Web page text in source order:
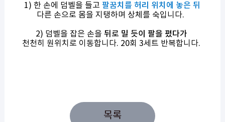
1) 한 손에 덤벨을 들고 팔꿈치를 허리 위치에 놓은 뒤
다른 손으로 몸을 지탱하며 상체를 숙입니다.
2) 덤벨을 잡은 손을 뒤로 밀 듯이 팔을 폈다가
천천히 원위치로 이동합니다. 20회 3세트 반복합니다.
목록